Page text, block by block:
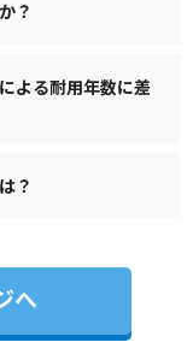
？
よる耐用年数に差
？
へ